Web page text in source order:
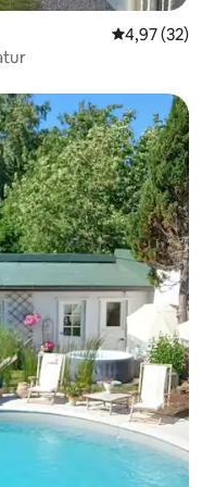
4,97 (32)